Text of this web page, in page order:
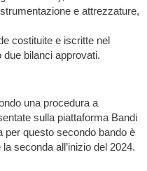
e attrezzature,
costituite e iscritte nel
bilanci approvati.
una procedura a
sulla piattaforma Bandi
per questo secondo bando è
seconda all’inizio del 2024.